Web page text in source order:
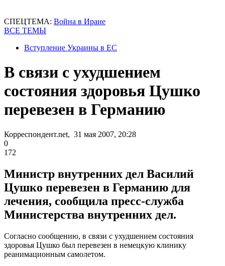
СПЕЦТЕМА: Война в Иране
ВСЕ ТЕМЫ
Вступление Украины в ЕС
В связи с ухудшением
состояния здоровья Цушко
перевезен в Германию
Корреспондент.net, 31 мая 2007, 20:28
0
172
Министр внутренних дел Василий
Цушко перевезен в Германию для
лечения, сообщила пресс-служба
Министерства внутренних дел.
Согласно сообщению, в связи с ухудшением состояния
здоровья Цушко был перевезен в немецкую клинику
реанимационным самолетом.